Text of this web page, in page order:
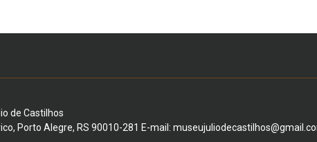
de Castilhos
Porto Alegre, RS 90010-281 E-mail: